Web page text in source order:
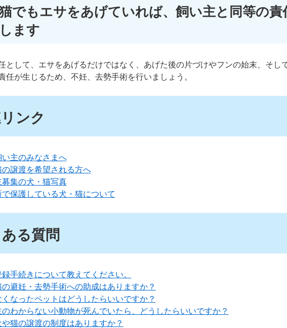
でもエサをあげていれば、飼い主と同等の責
ます
として、エサをあげるだけではなく、あげた後の片づけやフンの始末、そし
任が生じるため、不妊、去勢手術を行いましょう。
ンク
い主のみなさまへ
の譲渡を希望される方へ
募集の犬・猫写真
で保護している犬・猫について
る質問
手続きについて教えてください。
の避妊・去勢手術への助成はありますか？
なったペットはどうしたらいいですか？
のわからない小動物が死んでいたら、どうしたらいいですか？
猫の譲渡の制度はありますか？